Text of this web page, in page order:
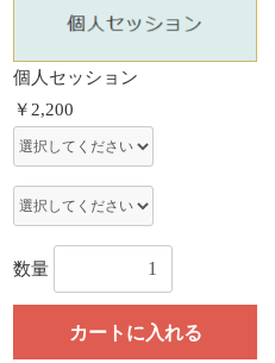
個人セッション
￥2,200
数量
カートに入れる